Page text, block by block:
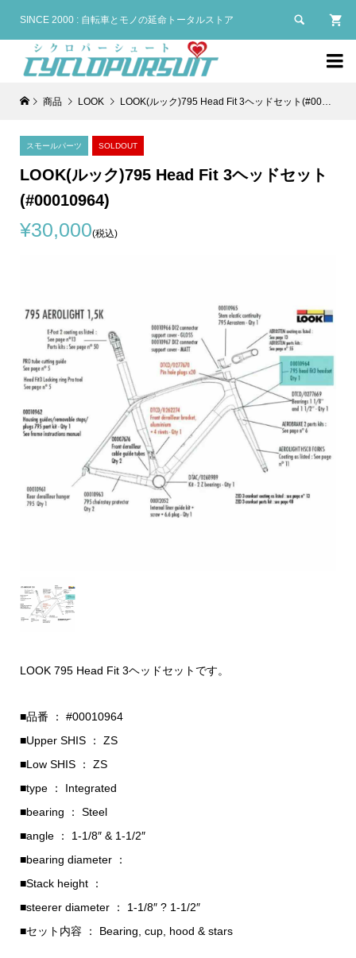
SINCE 2000 : 自転車とモノの延命トータルストア 

商品 LOOK LOOK(ルック)795 Head Fit 3ヘッドセット(#00010964)
スモールパーツ SOLDOUT
LOOK(ルック)795 Head Fit 3ヘッドセット
(#00010964)
¥30,000(税込)
LOOK 795 Head Fit 3ヘッドセットです。
■品番 ： #00010964
■Upper SHIS ： ZS
■Low SHIS ： ZS
■type ： Integrated
■bearing ： Steel
■angle ： 1-1/8″ & 1-1/2″
■bearing diameter ：
■Stack height ：
■steerer diameter ： 1-1/8″ ? 1-1/2″
■セット内容 ： Bearing, cup, hood & stars